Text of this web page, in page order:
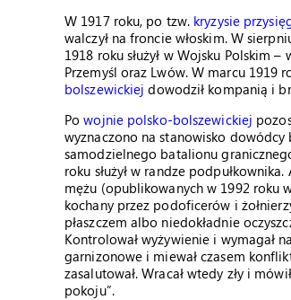
W 1917 roku, po tzw. kryzysie
walczył na froncie włoskim. W
1918 roku służył w Wojsku Polskim
Przemyśl oraz Lwów. W marcu 1919
bolszewickiej dowodził kompanią i
Powojnie polsko-bolszewickiej
wyznaczono na stanowisko dowódcy
samodzielnego batalionu
roku służył w randze
mężu (opublikowanych w 1992 roku
kochany przez podoficerów i
płaszczem albo niedokładnie
Kontrolował wyżywienie i wymagał
garnizonowe i miewał czasem
zasalutował. Wracał wtedy zły i
pokoju”.